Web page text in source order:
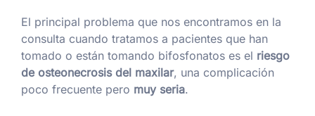
El principal problema que nos encontramos en la
consulta cuando tratamos a pacientes que han
tomado o están tomando bifosfonatos es el riesgo
de osteonecrosis del maxilar, una complicación
poco frecuente pero muy seria.